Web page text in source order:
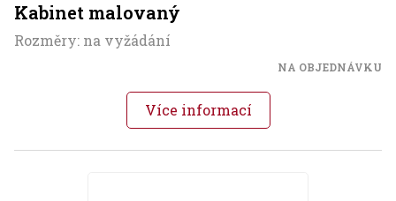
Kabinet malovaný
Rozměry: na vyžádání
NA OBJEDNÁVKU
Více informací